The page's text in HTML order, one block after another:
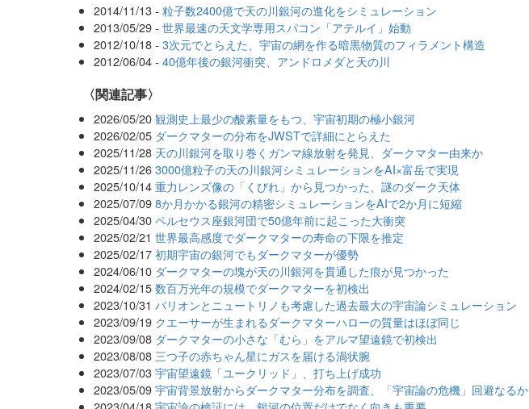
2014/11/13 -粒子数2400億で天の川銀河の進化をシミュレーション
2013/05/29 -世界最速の天文学専用スパコン「アテルイ」始動
2012/10/18 -3次元でとらえた、宇宙の網を作る暗黒物質のフィラメント構造
2012/06/04 -40億年後の銀河衝突、アンドロメダと天の川
関連記事
2026/05/20 観測史上最少の酸素量をもつ、宇宙初期の極小銀河
2026/02/05 ダークマターの分布をJWSTで詳細にとらえた
2025/11/28 天の川銀河を取り巻くガンマ線放射を発見、ダークマター由来か
2025/11/26 3000億粒子の天の川銀河シミュレーションをAI×富岳で実現
2025/10/14 重力レンズ像の「くびれ」から見つかった、謎のダーク天体
2025/07/09 8か月かかる銀河の精密シミュレーションをAIで2か月に短縮
2025/04/30 ペルセウス座銀河団で50億年前に起こった大衝突
2025/02/21 世界最高感度でダークマターの寿命の下限を推定
2025/02/17 初期宇宙の銀河でもダークマターが優勢
2024/06/10 ダークマターの塊が天の川銀河を貫通した痕が見つかった
2024/02/15 数百万光年の規模でダークマターを初検出
2023/10/31 バリオンとニュートリノも考慮した過去最大の宇宙論シミュレーション
2023/09/19 クエーサーが生まれるダークマターハローの質量はほぼ同じ
2023/09/08 ダークマターの小さな「むら」をアルマ望遠鏡で初検出
2023/08/08 三つ子の赤ちゃん星にガスを届ける渦状腕
2023/07/03 宇宙望遠鏡「ユークリッド」、打ち上げ成功
2023/05/09 宇宙背景放射からダークマター分布を調査、「宇宙論の危機」回避なるか